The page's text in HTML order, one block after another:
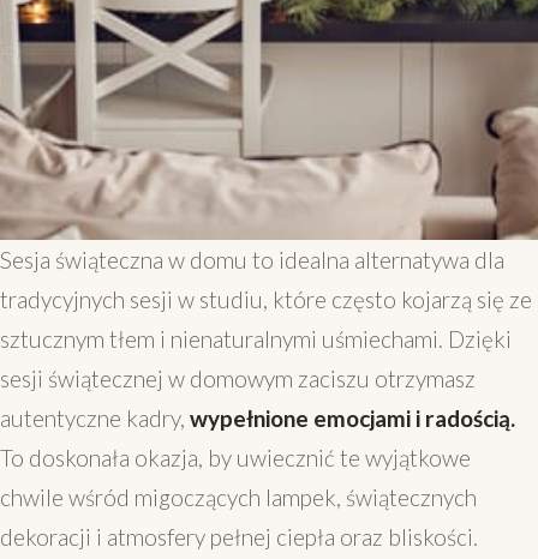
Sesja świąteczna w domu to idealna alternatywa dla
tradycyjnych sesji w studiu, które często kojarzą się ze
sztucznym tłem i nienaturalnymi uśmiechami. Dzięki
sesji świątecznej w domowym zaciszu otrzymasz
autentyczne kadry, wypełnione emocjami i radością.
To doskonała okazja, by uwiecznić te wyjątkowe
chwile wśród migoczących lampek, świątecznych
dekoracji i atmosfery pełnej ciepła oraz bliskości.